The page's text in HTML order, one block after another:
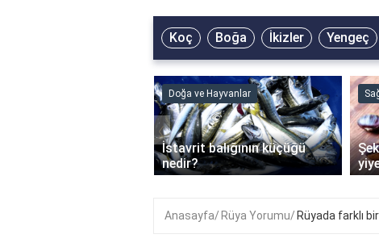
Koç Boğa İkizler Yengeç
Doğa ve Hayvanlar
İstavrit balığının küçüğü
nedir?
‹
Anasayfa Rüya Yorumu Rüyada farklı